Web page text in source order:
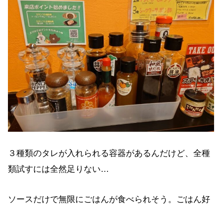
３種類のタレが入れられる容器があるんだけど、全種
類試すには全然足りない…
ソースだけで無限にごはんが食べられそう。ごはん好